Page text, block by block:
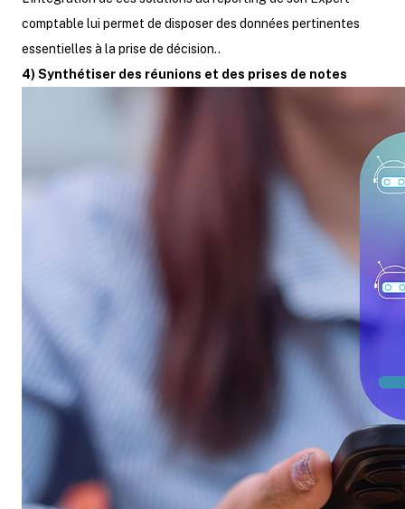
comptable lui permet de disposer des données pertinentes
essentielles à la prise de décision..
4) Synthétiser des réunions et des prises de notes